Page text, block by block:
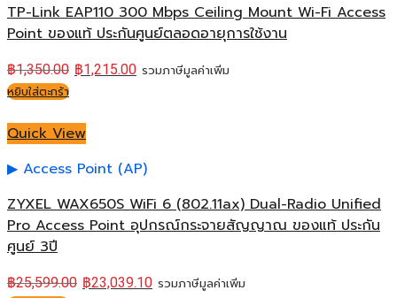
TP-Link EAP110 300 Mbps Ceiling Mount Wi-Fi Access
Point ของแท้ ประกันศูนย์ตลอดอายุการใช้งาน
฿1,350.00 ฿1,215.00 รวมภาษีมูลค่าเพิ่ม
หยิบใส่ตะกร้า
Quick View
Access Point (AP)
ZYXEL WAX650S WiFi 6 (802.11ax) Dual-Radio Unified
Pro Access Point อุปกรณ์กระจายสัญญาณ ของแท้ ประกัน
ศูนย์ 3ปี
฿25,599.00 ฿23,039.10 รวมภาษีมูลค่าเพิ่ม